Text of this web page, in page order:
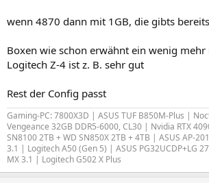
wenn 4870 dann mit 1GB, die gibts
Boxen wie schon erwähnt ein wenig mehr
Logitech Z-4 ist z. B. sehr gut
Rest der Config passt
Gaming-PC: 7800X3D | ASUS TUF B850M-Plus |
Vengeance 32GB DDR5-6000, CL30 | Nvidia RTX
SN8100 2TB + WD SN850X 2TB + 4TB | ASUS AP-
3.1 | Logitech A50 (Gen 5) | ASUS PG32UCDP+LG
MX 3.1 | Logitech G502 X Plus